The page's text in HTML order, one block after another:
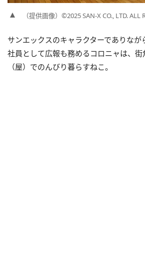
（提供画像）©2025 SAN-X CO., LTD. ALL
サンエックスのキャラクターでありな
社員として広報も務めるコロニャは、
（屋）でのんびり暮らすねこ。